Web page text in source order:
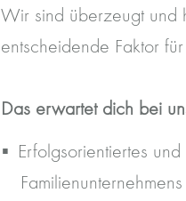
Wir sind überzeugt und
entscheidende Faktor
Das erwartet dich bei
Erfolgsorientiertes